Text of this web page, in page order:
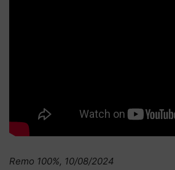
Remo 100%, 10/08/2024